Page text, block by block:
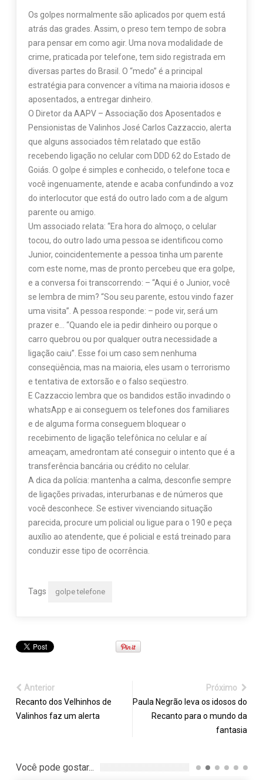
Os golpes normalmente são aplicados por quem está
atrás das grades. Assim, o preso tem tempo de sobra
para pensar em como agir. Uma nova modalidade de
crime, praticada por telefone, tem sido registrada em
diversas partes do Brasil. O “medo” é a principal
estratégia para convencer a vítima na maioria idosos e
aposentados, a entregar dinheiro.
O Diretor da AAPV – Associação dos Aposentados e
Pensionistas de Valinhos José Carlos Cazzaccio, alerta
que alguns associados têm relatado que estão
recebendo ligação no celular com DDD 62 do Estado de
Goiás. O golpe é simples e conhecido, o telefone toca e
você ingenuamente, atende e acaba confundindo a voz
do interlocutor que está do outro lado com a de algum
parente ou amigo.
Um associado relata: “Era hora do almoço, o celular
tocou, do outro lado uma pessoa se identificou como
Junior, coincidentemente a pessoa tinha um parente
com este nome, mas de pronto percebeu que era golpe,
e a conversa foi transcorrendo: – “Aqui é o Junior, você
se lembra de mim? “Sou seu parente, estou vindo fazer
uma visita”. A pessoa responde: – pode vir, será um
prazer e… “Quando ele ia pedir dinheiro ou porque o
carro quebrou ou por qualquer outra necessidade a
ligação caiu”. Esse foi um caso sem nenhuma
conseqüência, mas na maioria, eles usam o terrorismo
e tentativa de extorsão e o falso seqüestro.
E Cazzaccio lembra que os bandidos estão invadindo o
whatsApp e ai conseguem os telefones dos familiares
e de alguma forma conseguem bloquear o
recebimento de ligação telefônica no celular e aí
ameaçam, amedrontam até conseguir o intento que é a
transferência bancária ou crédito no celular.
A dica da polícia: mantenha a calma, desconfie sempre
de ligações privadas, interurbanas e de números que
você desconhece. Se estiver vivenciando situação
parecida, procure um policial ou ligue para o 190 e peça
auxílio ao atendente, que é policial e está treinado para
conduzir esse tipo de ocorrência.
Tags golpe telefone
Anterior
Recanto dos Velhinhos de
Valinhos faz um alerta
Próximo
Paula Negrão leva os idosos do
Recanto para o mundo da
fantasia
Você pode gostar...